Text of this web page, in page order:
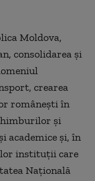
Moldova,
consolidarea și
crearea
românești în
și
academice și, în
instituții care
Națională